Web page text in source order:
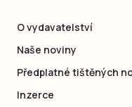
O vydavatelství
Naše noviny
Předplatné tištěných
Inzerce